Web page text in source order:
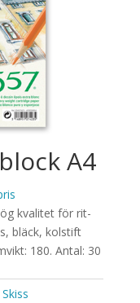
A4
kvalitet för rit-
bläck, kolstift
180. Antal: 30